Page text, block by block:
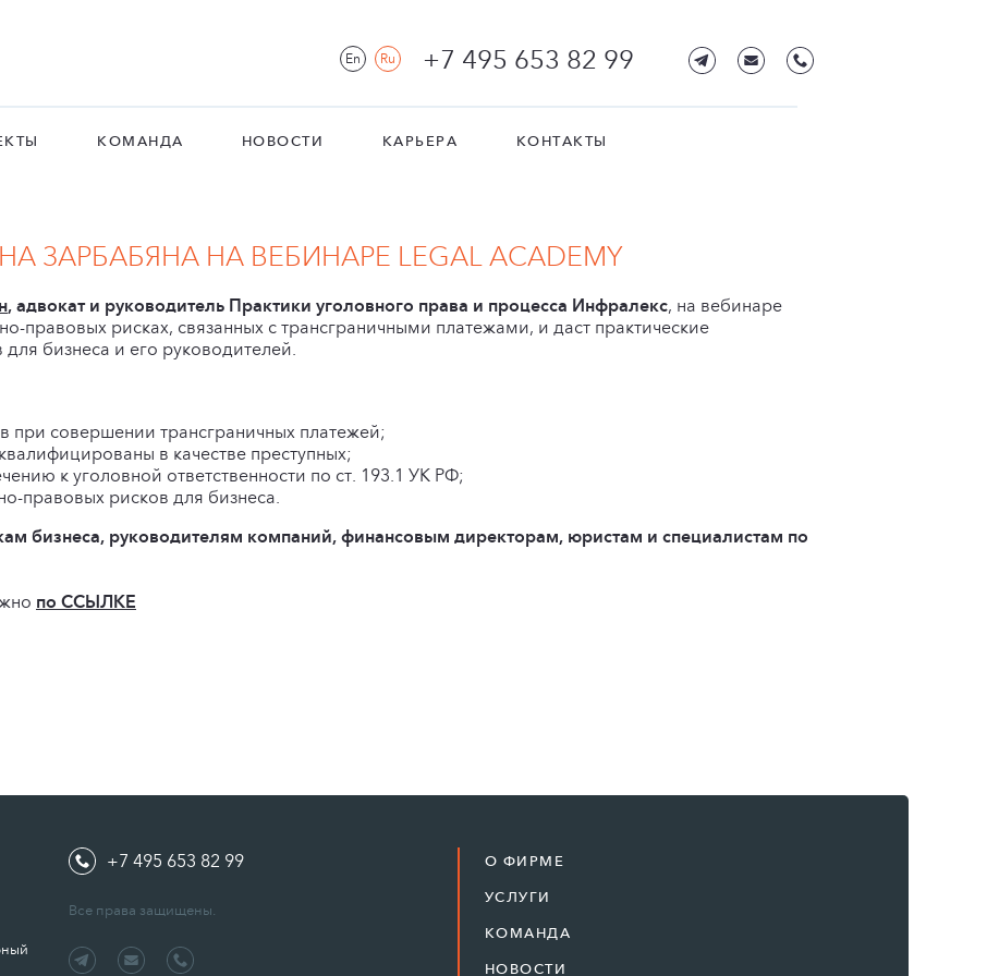
En Ru +7 495 653 82 99
КОМАНДА НОВОСТИ КАРЬЕРА КОНТАКТЫ
ЗАРБАБЯНА НА ВЕБИНАРЕ LEGAL ACADEMY
, адвокат и руководитель Практики уголовного права и процесса Инфралекс, на вебинаре
правовых рисках, связанных с трансграничными платежами, и даст практические
бизнеса и его руководителей.
при совершении трансграничных платежей;
в качестве преступных;
к уголовной ответственности по ст. 193.1 УК РФ;
правовых рисков для бизнеса.
бизнеса, руководителям компаний, финансовым директорам, юристам и специалистам по
по ССЫЛКЕ
+7 495 653 82 99
Все права защищены.
О ФИРМЕ
УСЛУГИ
КОМАНДА
НОВОСТИ